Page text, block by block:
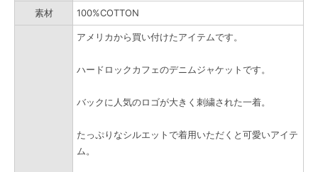
素材 100%COTTON
アメリカから買い付けたアイテムです。
ハードロックカフェのデニムジャケットです。
バックに人気のロゴが大きく刺繍された一着。
たっぷりなシルエットで着用いただくと可愛いアイテ
ム。